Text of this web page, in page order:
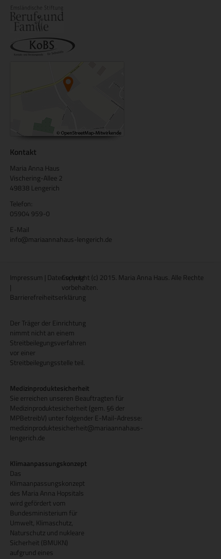
Kontakt
Maria Anna Haus
Vischering-Allee 2
49838 Lengerich
Telefon:
05904 959-0
E-Mail
info@mariaannahaus-lengerich.de
Impressum | Datenschutz
|
Barrierefreiheitserklärung
Der Träger der Einrichtung
nimmt nicht an einem
Streitbeilegungsverfahren
vor einer
Streitbeilegungsstelle teil.
Medizinproduktesicherheit
Sie erreichen unseren Beauftragten für
Medizinproduktesicherheit (gem. §6 der
MPBetreibV) unter folgender E-Mail-Adresse:
medizinproduktesicherheit@mariaannahaus-
lengerich.de
Klimaanpassungskonzept
Das
Klimaanpassungskonzept
des Maria Anna Hopsitals
wird gefördert vom
Bundesministerium für
Umwelt, Klimaschutz,
Naturschutz und nukleare
Sicherheit (BMUKN)
aufgrund eines
Copyright (c) 2015. Maria Anna Haus. Alle Rechte
vorbehalten.